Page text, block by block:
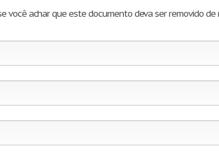
você achar que este documento deva ser removido de